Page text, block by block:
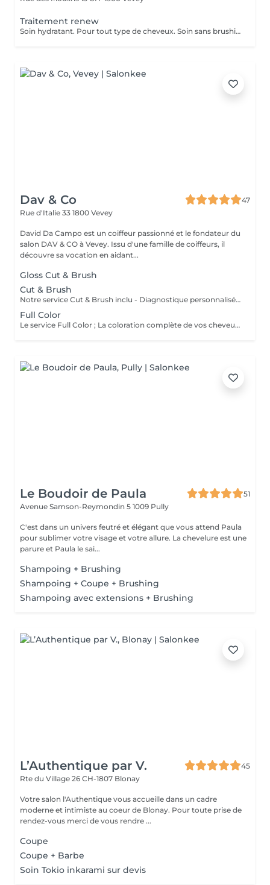
Traitement renew
Soin hydratant. Pour tout type de cheveux. Soin sans brushing.
Dav & Co
47
Rue d'Italie 33 1800 Vevey
David Da Campo est un coiffeur passionné et le fondateur du
salon DAV & CO à Vevey. Issu d'une famille de coiffeurs, il
découvre sa vocation en aidant...
Gloss Cut & Brush
Cut & Brush
Notre service Cut & Brush inclu - Diagnostique personnalisé. - Conseil adapté à votre morphologie et personnalité. -Tous soins les soins adaptés à vos besoins.
Full Color
Le service Full Color ; La coloration complète de vos cheveux. Full Color comprend un diagnostique complet ainsi que nos conseils selon vos attentes, besoins et habitudes. Nous utilisons des produits de coloration haut de gamme et adaptés à vos besoins, ainsi que des soins afin de préserver la fibre capillaire. La coupe ainsi que le brushing sont également compris dans la prestation. Le prix peut varier selon la densité de la chevelure.
Le Boudoir de Paula
51
Avenue Samson-Reymondin 5 1009 Pully
C'est dans un univers feutré et élégant que vous attend Paula
pour sublimer votre visage et votre allure. La chevelure est une
parure et Paula le sai...
Shampoing + Brushing
Shampoing + Coupe + Brushing
Shampoing avec extensions + Brushing
L’Authentique par V.
45
Rte du Village 26 CH-1807 Blonay
Votre salon l'Authentique vous accueille dans un cadre
moderne et intimiste au coeur de Blonay. Pour toute prise de
rendez-vous merci de vous rendre ...
Coupe
Coupe + Barbe
Soin Tokio inkarami sur devis